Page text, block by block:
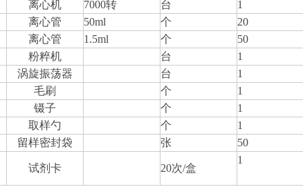
离心机 7000转 台
1
离心管 50ml 个
20
离心管 1.5ml 个
50
粉粹机 台
1
涡旋振荡器 台
1
毛刷 个
1
镊子 个
1
取样勺 个
1
留样密封袋 张 50
试剂卡 20次/盒
1